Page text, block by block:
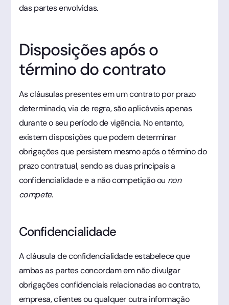
das partes envolvidas.
Disposições após o
término do contrato
As cláusulas presentes em um contrato por prazo
determinado, via de regra, são aplicáveis apenas
durante o seu período de vigência. No entanto,
existem disposições que podem determinar
obrigações que persistem mesmo após o término do
prazo contratual, sendo as duas principais a
confidencialidade e a não competição ou non
compete.
Confidencialidade
A cláusula de confidencialidade estabelece que
ambas as partes concordam em não divulgar
obrigações confidenciais relacionadas ao contrato,
empresa, clientes ou qualquer outra informação